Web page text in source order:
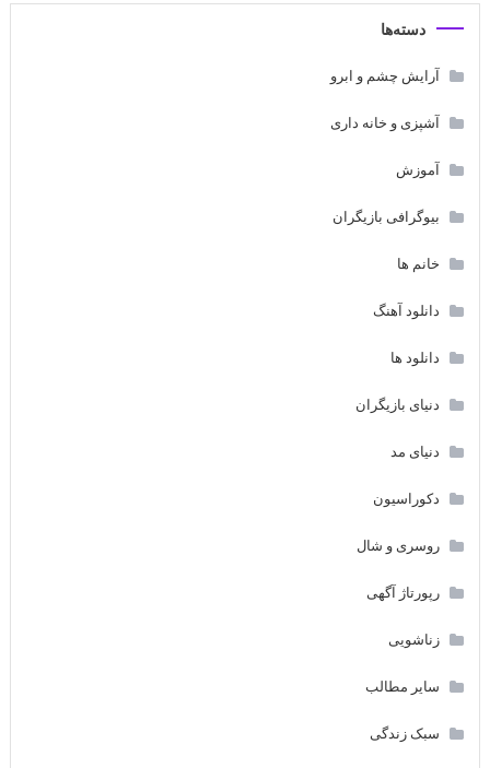
دسته‌ها
آرایش چشم و ابرو
آشپزی و خانه داری
آموزش
بیوگرافی بازیگران
خانم ها
دانلود آهنگ
دانلود ها
دنیای بازیگران
دنیای مد
دکوراسیون
روسری و شال
رپورتاژ آگهی
زناشویی
سایر مطالب
سبک زندگی